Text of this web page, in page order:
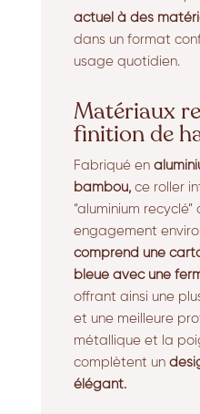
actuel à des
dans un format
usage quotidien.
Matériaux
finition de
Fabriqué en
bambou,ce roller
“aluminium
engagement
comprend une
bleue avec une
offrant ainsi une
et une meilleure
métallique et la
complètent un
élégant.